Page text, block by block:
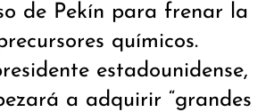
de Pekín para frenar la
químicos.
estadounidense,
a adquirir “grandes